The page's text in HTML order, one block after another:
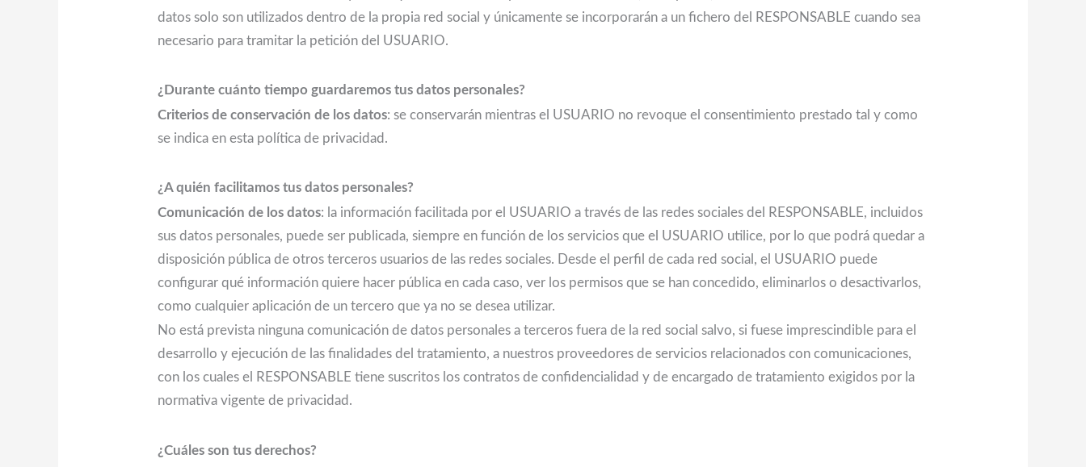
datos solo son utilizados dentro de la propia red social y únicamente se incorporarán a un fichero del RESPONSABLE cuando sea
necesario para tramitar la petición del USUARIO.
¿Durante cuánto tiempo guardaremos tus datos personales?
Criterios de conservación de los datos: se conservarán mientras el USUARIO no revoque el consentimiento prestado tal y como
se indica en esta política de privacidad.
¿A quién facilitamos tus datos personales?
Comunicación de los datos: la información facilitada por el USUARIO a través de las redes sociales del RESPONSABLE, incluidos
sus datos personales, puede ser publicada, siempre en función de los servicios que el USUARIO utilice, por lo que podrá quedar a
disposición pública de otros terceros usuarios de las redes sociales. Desde el perfil de cada red social, el USUARIO puede
configurar qué información quiere hacer pública en cada caso, ver los permisos que se han concedido, eliminarlos o desactivarlos,
como cualquier aplicación de un tercero que ya no se desea utilizar.
No está prevista ninguna comunicación de datos personales a terceros fuera de la red social salvo, si fuese imprescindible para el
desarrollo y ejecución de las finalidades del tratamiento, a nuestros proveedores de servicios relacionados con comunicaciones,
con los cuales el RESPONSABLE tiene suscritos los contratos de confidencialidad y de encargado de tratamiento exigidos por la
normativa vigente de privacidad.
¿Cuáles son tus derechos?